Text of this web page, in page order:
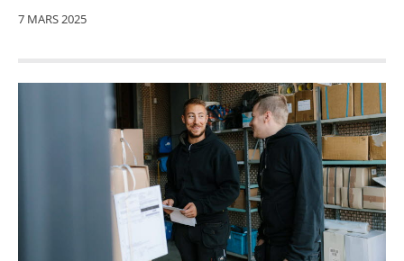
7 MARS 2025